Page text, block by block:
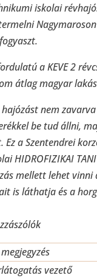
iskolai
a KEVE 2
átlag magyar
nem zavarva
be tud állni,
a Szentendrei
mellett lehet vinni
is láthatja és a
vezető